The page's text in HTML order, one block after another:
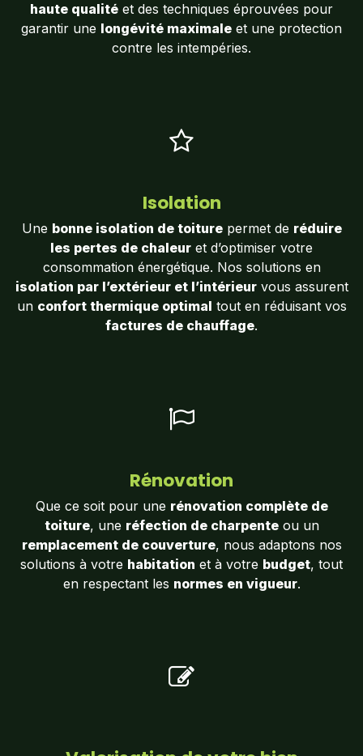
haute qualité et des techniques éprouvées pour
garantir une longévité maximale et une protection
contre les intempéries.
Isolation
Une bonne isolation de toiturepermet de réduire
les pertes de chaleur et d’optimiser votre
consommation énergétique. Nos solutions en
isolation par l’extérieur et l’intérieurvous assurent
un confort thermique optimal tout en réduisant vos
factures de chauffage.
Rénovation
Que ce soit pour une rénovation complète de
toiture, une réfection de charpenteou un
remplacement de couverture, nous adaptons nos
solutions à votre habitation et à votre budget, tout
en respectant les normes en vigueur.